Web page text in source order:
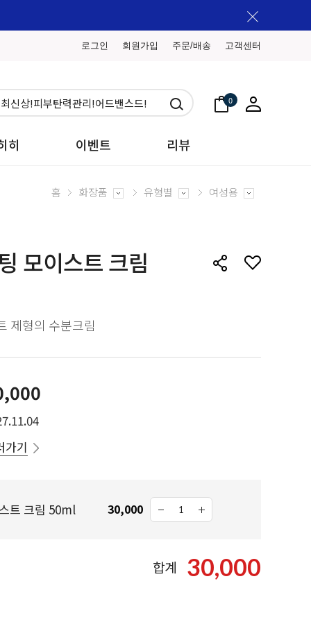
로그인 회원가입 주문/배송 고객센터
0
히 이벤트 리뷰
홈 화장품 유형별 여성용
모이스트 크림
제형의 수분크림
가기
트 크림 50ml 30,000
합계 30,000